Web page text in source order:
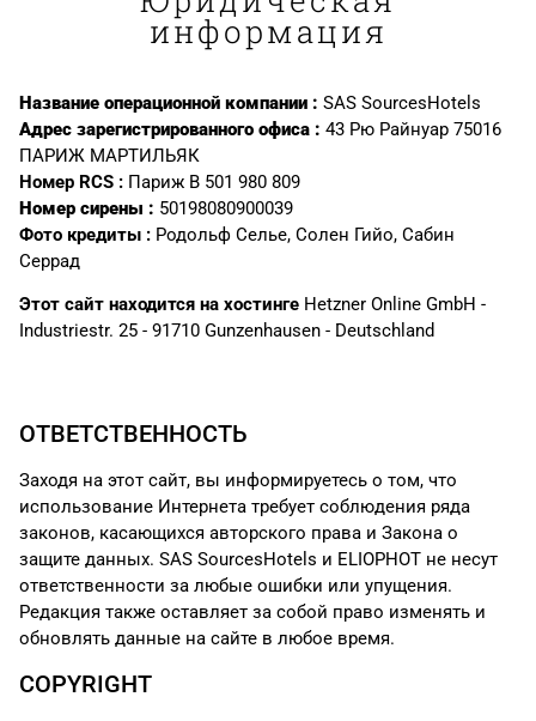
информация
Название операционной компании : SAS SourcesHotels
Адрес зарегистрированного офиса : 43 Рю Райнуар 75016
ПАРИЖ МАРТИЛЬЯК
Номер RCS : Париж B 501 980 809
Номер сирены : 50198080900039
Фото кредиты : Родольф Селье, Солен Гийо, Сабин
Серрад
Этот сайт находится на хостинге Hetzner Online GmbH -
Industriestr. 25 - 91710 Gunzenhausen - Deutschland
ОТВЕТСТВЕННОСТЬ
Заходя на этот сайт, вы информируетесь о том, что
использование Интернета требует соблюдения ряда
законов, касающихся авторского права и Закона о
защите данных. SAS SourcesHotels и ELIOPHOT не несут
ответственности за любые ошибки или упущения.
Редакция также оставляет за собой право изменять и
обновлять данные на сайте в любое время.
COPYRIGHT